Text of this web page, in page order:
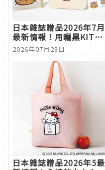
日本雜誌贈品2026年7月
最新情報！用曬黑KITTY
與帕恰狗點燃你的盛夏少
女心
2026年07月23日
日本雜誌贈品2026年5最